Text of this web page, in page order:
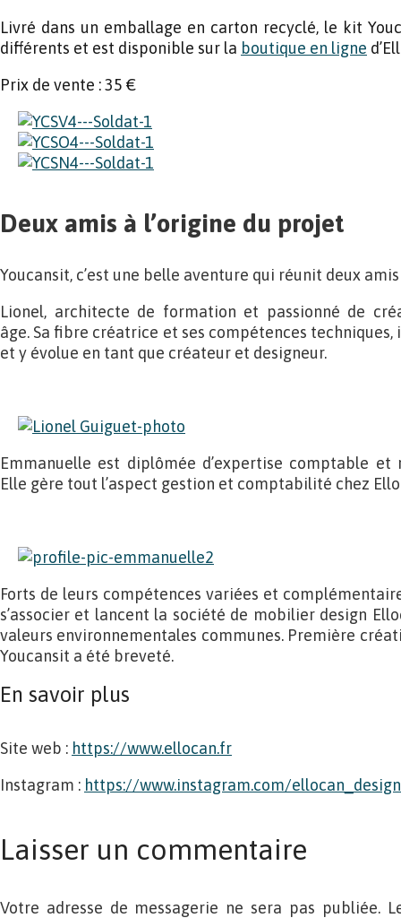
Livré dans un emballage en carton recyclé, le kit
différents et est disponible sur la boutique en ligne
Prix de vente : 35 €
Deux amis à l’origine du projet
Youcansit, c’est une belle aventure qui réunit deux
Lionel, architecte de formation et passionné de
âge. Sa fibre créatrice et ses compétences techniques,
et y évolue en tant que créateur et designeur.
Emmanuelle est diplômée d’expertise comptable et
Elle gère tout l’aspect gestion et comptabilité chez
Forts de leurs compétences variées et
s’associer et lancent la société de mobilier design
valeurs environnementales communes. Première
Youcansit a été breveté.
En savoir plus
Site web : https://www.ellocan.fr
Instagram : https://www.instagram.com/
Laisser un commentaire
Votre adresse de messagerie ne sera pas publiée.